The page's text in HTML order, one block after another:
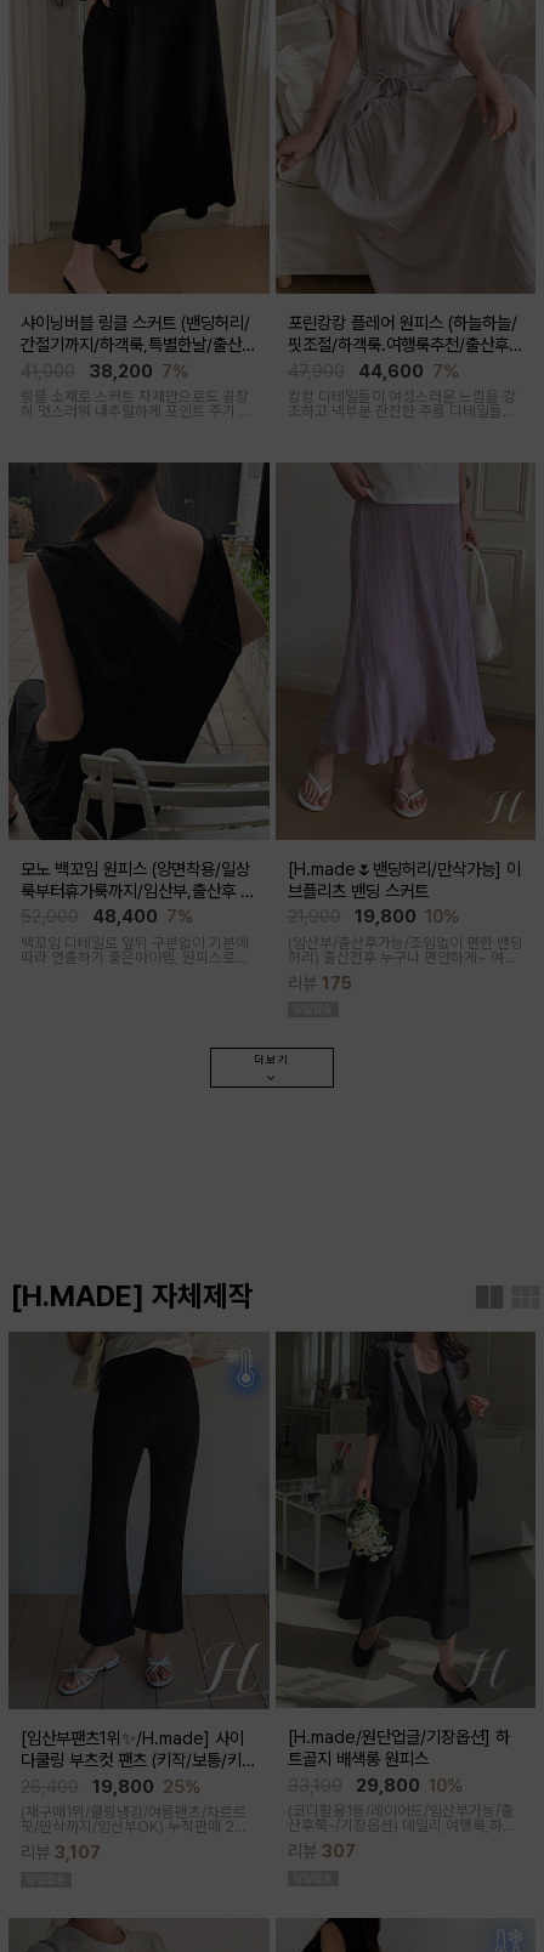
샤이닝버블 링클 스커트 (밴딩허리/
간절기까지/하객룩,특별한날/출산후
38,200 7%
링클 소재로 스커트 자체만으로도 굉장
히 멋스러워 내추럴하게 포인트 주기 좋
포린캉캉 플레어 원피스 (하늘하늘/
핏조절/하객룩.여행룩추천/출산후
44,600 7%
캉캉 디테일들이 여성스러운 느낌을 강
조하고 넥부분 잔잔한 주름 디테일들로
모노 백꼬임 원피스 (양면착용/일상
룩부터휴가룩까지/임산부,출산후 가
48,400 7%
백꼬임 디테일로 앞뒤 구분없이 기분에
따라 연출하기 좋은아이템, 원피스로도,
[H.made🌷밴딩허리/만삭가능] 이
브플리츠 밴딩 스커트
19,800 10%
(임산부/출산후가능/조임없이 편한 밴딩
허리) 출산전후 누구나 편안하게~ 여성
운 플리츠 스커트
리뷰 175
더보기
[H.MADE] 자체제작
[임산부팬츠1위✨/H.made] 사이
다쿨링 부츠컷 팬츠 (키작/보통/키
19,800 25%
(재구매1위/쿨링냉감/여름팬츠/차르르
핏/만삭까지/임산부OK) 누적판매 2만
성이 뛰어나 쾌적한 착용감으로 여름시
리뷰 3,107
[H.made/원단업글/기장옵션] 하
트골지 배색롱 원피스
29,800 10%
(코디활용1등/레이어드/임산부가능/출
산후쭉-/기장옵션) 데일리,여행룩,하객
룩,출근룩 OK! 하트넥 디자인으로 여성
스러움이 물씬 느껴지고 맥시한 기장감
리뷰 307